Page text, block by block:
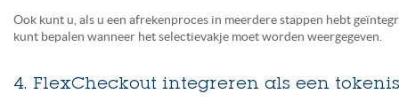
Ook kunt u, als u een afrekenproces in meerdere stappen hebt
kunt bepalen wanneer het selectievakje moet worden weergegeven.
4. FlexCheckout integreren als een